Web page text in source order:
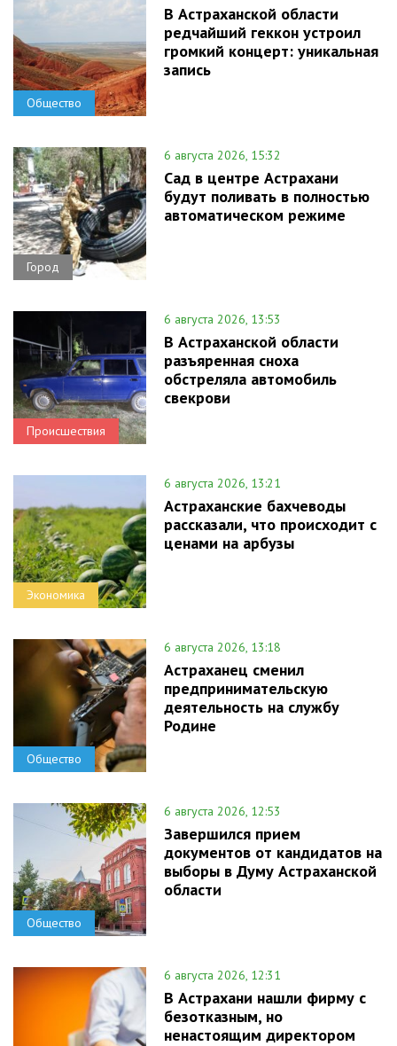
Общество
В Астраханской области
редчайший геккон устроил
громкий концерт: уникальная
запись
Город
6 августа 2026, 15:32
Сад в центре Астрахани
будут поливать в полностью
автоматическом режиме
Происшествия
6 августа 2026, 13:53
В Астраханской области
разъяренная сноха
обстреляла автомобиль
свекрови
Экономика
6 августа 2026, 13:21
Астраханские бахчеводы
рассказали, что происходит с
ценами на арбузы
Общество
6 августа 2026, 13:18
Астраханец сменил
предпринимательскую
деятельность на службу
Родине
Общество
6 августа 2026, 12:53
Завершился прием
документов от кандидатов на
выборы в Думу Астраханской
области
6 августа 2026, 12:31
В Астрахани нашли фирму с
безотказным, но
ненастоящим директором